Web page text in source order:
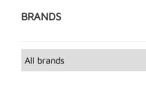
BRANDS